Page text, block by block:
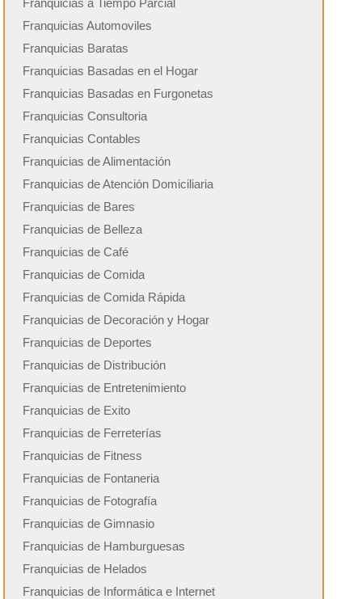
Franquicias Automoviles
Franquicias Baratas
Franquicias Basadas en el Hogar
Franquicias Basadas en Furgonetas
Franquicias Consultoria
Franquicias Contables
Franquicias de Alimentación
Franquicias de Atención Domiciliaria
Franquicias de Bares
Franquicias de Belleza
Franquicias de Café
Franquicias de Comida
Franquicias de Comida Rápida
Franquicias de Decoración y Hogar
Franquicias de Deportes
Franquicias de Distribución
Franquicias de Entretenimiento
Franquicias de Exito
Franquicias de Ferreterías
Franquicias de Fitness
Franquicias de Fontaneria
Franquicias de Fotografía
Franquicias de Gimnasio
Franquicias de Hamburguesas
Franquicias de Helados
Franquicias de Informática e Internet